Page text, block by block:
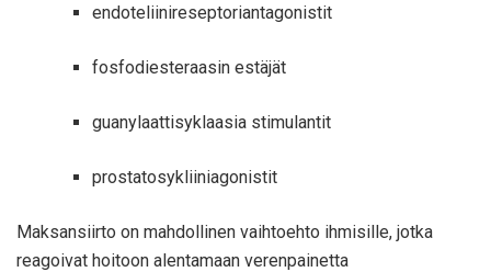
endoteliinireseptoriantagonistit
fosfodiesteraasin estäjät
guanylaattisyklaasia stimulantit
prostatosykliiniagonistit
Maksansiirto on mahdollinen vaihtoehto ihmisille, jotka
reagoivat hoitoon alentamaan verenpainetta